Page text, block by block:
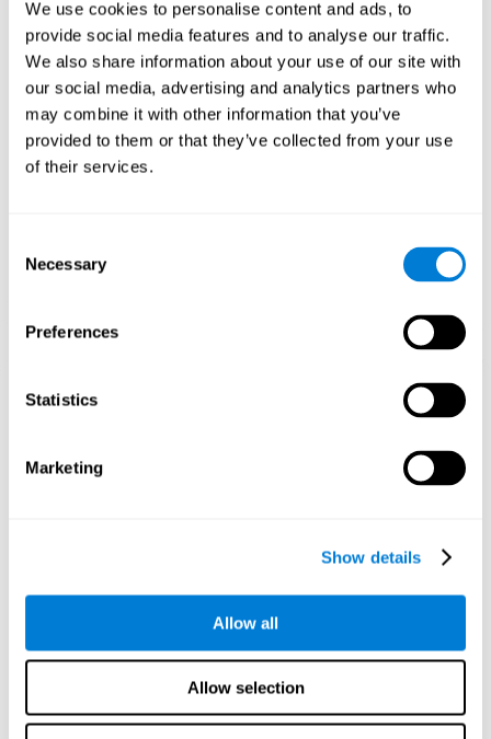
We use cookies to personalise content and ads, to
provide social media features and to analyse our traffic.
We also share information about your use of our site with
our social media, advertising and analytics partners who
may combine it with other information that you’ve
provided to them or that they’ve collected from your use
of their services.
Selection
Necessary
Preferences
Statistics
Marketing
Show details
Allow all
Allow selection
reorganizarse y a recuperar las funciones cognitivas debilitadas
o dañadas.
El juego mental Puzle 3D Artístico busca estimular las habilidades
relacionadas con la percepción visual y espacial. La estimulación
constante de nuestras habilidades puede ayudar a mejorar las
funciones cognitivas y crear nuevas sinapsis.
1ª SEMANA
Proyección gráfica orientativa de las redes neuronales después
¿Qué pasa cuando no entreno mis
no proporciona recursos para ese patrón de activación neuronal,
cognitiva, nos volvemos menos eficientes en nuestras